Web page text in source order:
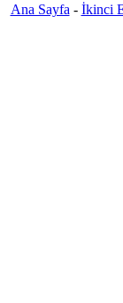
Ana Sayfa - İkinci